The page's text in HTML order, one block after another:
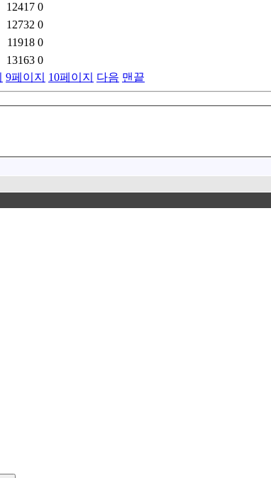
12417 0
12732 0
11918 0
13163 0
9페이지 10페이지 다음 맨끝